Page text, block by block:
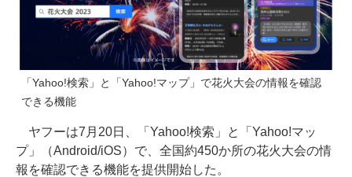
「Yahoo!検索」と「Yahoo!マップ」で花火大会の情報を確認
できる機能
ヤフーは7月20日、「Yahoo!検索」と「Yahoo!マッ
プ」（Android/iOS）で、全国約450か所の花火大会の情
報を確認できる機能を提供開始した。